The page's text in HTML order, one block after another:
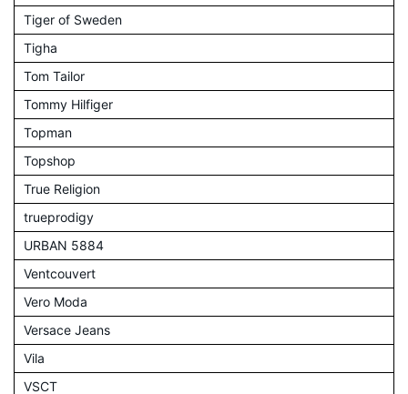
Tiger of Sweden
Tigha
Tom Tailor
Tommy Hilfiger
Topman
Topshop
True Religion
trueprodigy
URBAN 5884
Ventcouvert
Vero Moda
Versace Jeans
Vila
VSCT